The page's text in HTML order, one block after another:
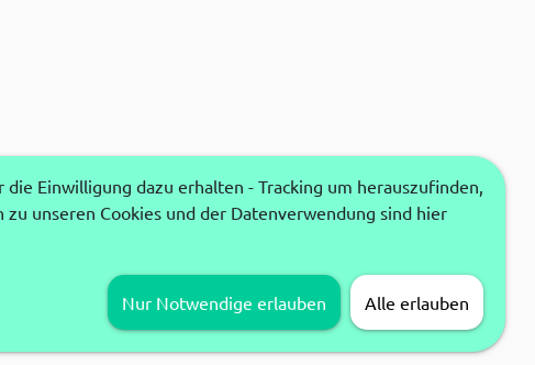
Einwilligung dazu erhalten - Tracking um herauszufinden,
unseren Cookies und der Datenverwendung sind hier
Nur Notwendige erlauben Alle erlauben